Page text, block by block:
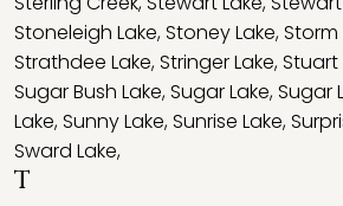
Stoneleigh Lake,Stoney Lake,Storm
Strathdee Lake,Stringer Lake,Stuart
Sugar Bush Lake,Sugar Lake,Sugar
Lake,Sunny Lake,Sunrise Lake,
Sward Lake,
T